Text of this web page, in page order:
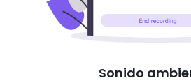
Sonido